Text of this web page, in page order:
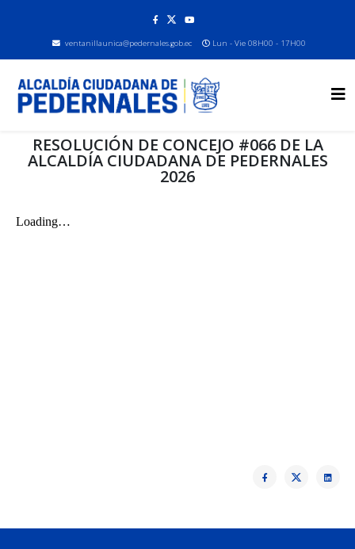
ventanillaunica@pedernales.gob.ec Lun - Vie 08H00 - 17H00
RESOLUCIÓN DE CONCEJO #066 DE LA
ALCALDÍA CIUDADANA DE PEDERNALES
2026